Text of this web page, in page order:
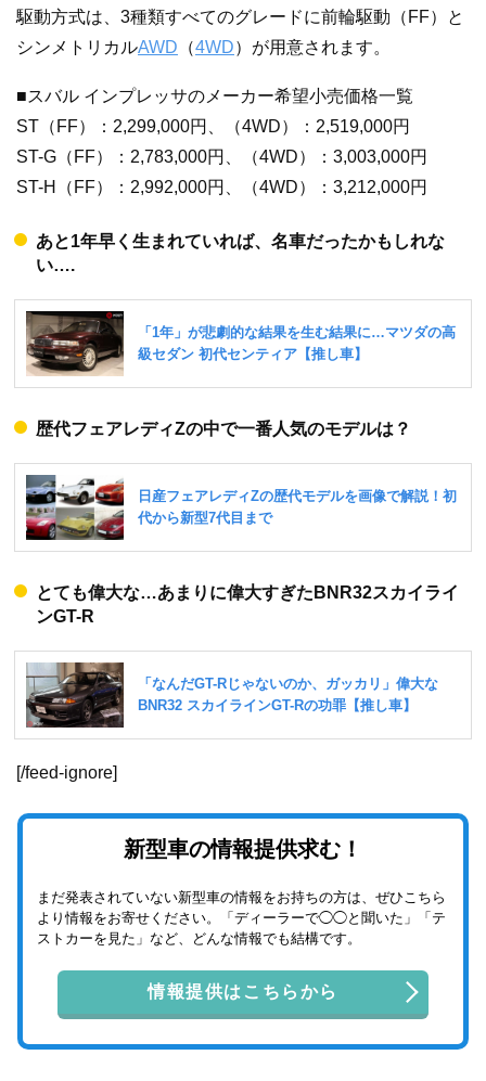
駆動方式は、3種類すべてのグレードに前輪駆動（FF）と
シンメトリカルAWD （4WD）が用意されます。
■スバル インプレッサのメーカー希望小売価格一覧
ST（FF）：2,299,000円、（4WD）：2,519,000円
ST-G（FF）：2,783,000円、（4WD）：3,003,000円
ST-H（FF）：2,992,000円、（4WD）：3,212,000円
あと1年早く生まれていれば、名車だったかもしれな
い….
歴代フェアレディZの中で一番人気のモデルは？
とても偉大な…あまりに偉大すぎたBNR32スカイライ
ンGT-R
[/feed-ignore]
新型車の情報提供求む！
まだ発表されていない新型車の情報をお持ちの方は、ぜひこちら
より情報をお寄せください。「ディーラーで◯◯と聞いた」「テ
ストカーを見た」など、どんな情報でも結構です。
情報提供はこちらから